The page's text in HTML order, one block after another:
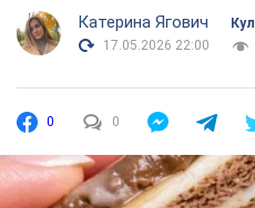
Катерина Ягович
17.05.2026 22:00
0 0